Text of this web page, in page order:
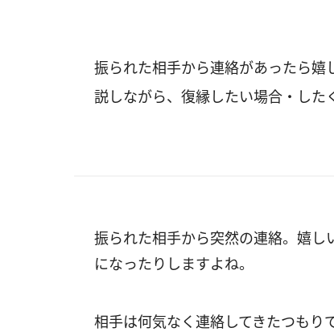
振られた相手から連絡があったら
説しながら、復縁したい場合・した
振られた相手から突然の連絡。嬉
になったりしますよね。
相手は何気なく連絡してきたつもり